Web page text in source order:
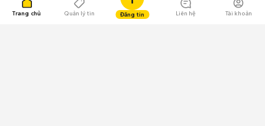
Trang chủ Quản lý tin Đăng tin Liên hệ Tài khoản